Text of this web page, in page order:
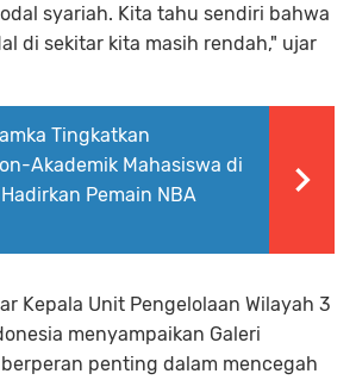
syariah. Kita tahu sendiri bahwa
di sekitar kita masih rendah," ujar
Tingkatkan
Akademik Mahasiswa di
Pemain NBA
Kepala Unit Pengelolaan Wilayah 3
menyampaikan Galeri
penting dalam mencegah